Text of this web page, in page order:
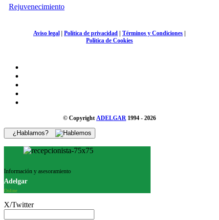
Rejuvenecimiento
Aviso legal | Política de privacidad | Términos y Condiciones |
Política de Cookies
© Copyright ADELGAR 1994 - 2026
¿Hablamos?
Información y asesoramiento
Adelgar
Online
X/Twitter